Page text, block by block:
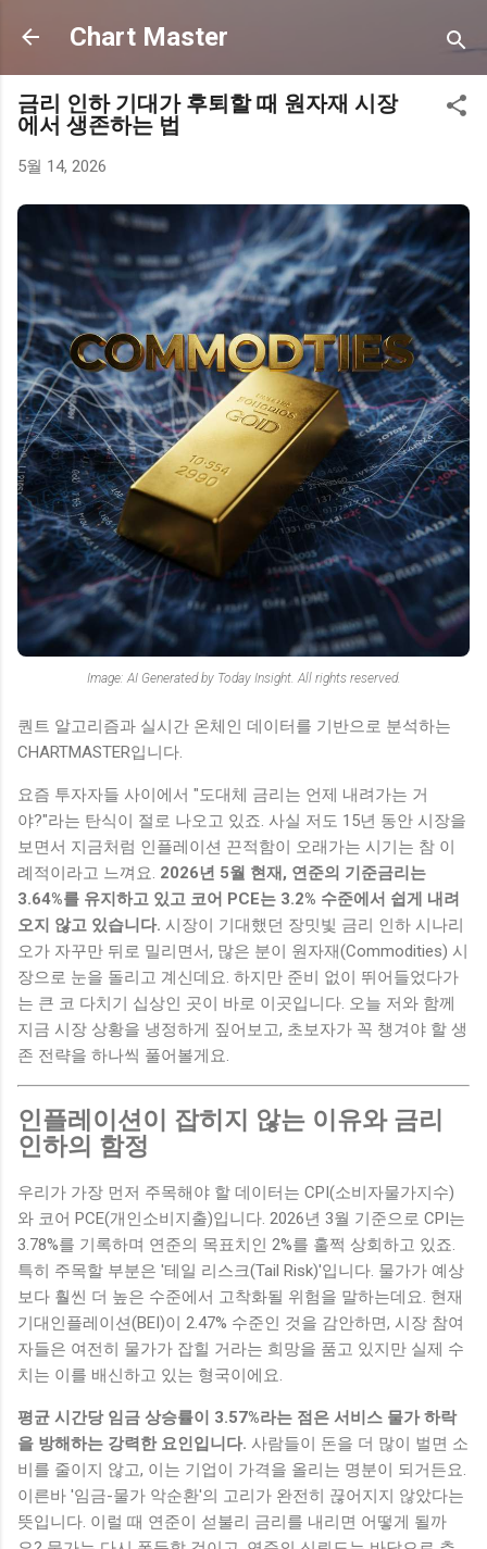
기본 콘텐츠로 건너뛰기
Chart Master
금리 인하 기대가 후퇴할 때 원자재 시장
에서 생존하는 법
5월 14, 2026
Image: AI Generated by Today Insight. All rights reserved.
퀀트 알고리즘과 실시간 온체인 데이터를 기반으로 분석하는
CHARTMASTER입니다.
요즘 투자자들 사이에서 "도대체 금리는 언제 내려가는 거
야?"라는 탄식이 절로 나오고 있죠. 사실 저도 15년 동안 시장을
보면서 지금처럼 인플레이션 끈적함이 오래가는 시기는 참 이
례적이라고 느껴요. 2026년 5월 현재, 연준의 기준금리는
3.64%를 유지하고 있고 코어 PCE는 3.2% 수준에서 쉽게 내려
오지 않고 있습니다. 시장이 기대했던 장밋빛 금리 인하 시나리
오가 자꾸만 뒤로 밀리면서, 많은 분이 원자재(Commodities) 시
장으로 눈을 돌리고 계신데요. 하지만 준비 없이 뛰어들었다가
는 큰 코 다치기 십상인 곳이 바로 이곳입니다. 오늘 저와 함께
지금 시장 상황을 냉정하게 짚어보고, 초보자가 꼭 챙겨야 할 생
존 전략을 하나씩 풀어볼게요.
인플레이션이 잡히지 않는 이유와 금리
인하의 함정
우리가 가장 먼저 주목해야 할 데이터는 CPI(소비자물가지수)
와 코어 PCE(개인소비지출)입니다. 2026년 3월 기준으로 CPI는
3.78%를 기록하며 연준의 목표치인 2%를 훌쩍 상회하고 있죠.
특히 주목할 부분은 '테일 리스크(Tail Risk)'입니다. 물가가 예상
보다 훨씬 더 높은 수준에서 고착화될 위험을 말하는데요. 현재
기대인플레이션(BEI)이 2.47% 수준인 것을 감안하면, 시장 참여
자들은 여전히 물가가 잡힐 거라는 희망을 품고 있지만 실제 수
치는 이를 배신하고 있는 형국이에요.
평균 시간당 임금 상승률이 3.57%라는 점은 서비스 물가 하락
을 방해하는 강력한 요인입니다. 사람들이 돈을 더 많이 벌면 소
비를 줄이지 않고, 이는 기업이 가격을 올리는 명분이 되거든요.
이른바 '임금-물가 악순환'의 고리가 완전히 끊어지지 않았다는
뜻입니다. 이럴 때 연준이 섣불리 금리를 내리면 어떻게 될까